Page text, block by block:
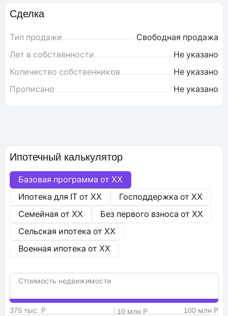
Сделка
Тип продажи
Свободная продажа
Лет в собственности
Не указано
Количество собственников
Не указано
Прописано
Не указано
Ипотечный калькулятор
Базовая программа от XX
Ипотека для IT от XX Господдержка от XX
Семейная от XX Без первого взноса от XX
Сельская ипотека от XX
Военная ипотека от XX
Стоимость недвижимости
375 тыс. Р 10 млн Р
100 млн Р